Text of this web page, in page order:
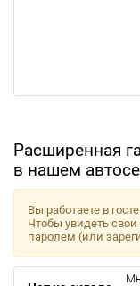
Расширенная
в нашем
Вы работаете в
Чтобы увидеть
паролем (или